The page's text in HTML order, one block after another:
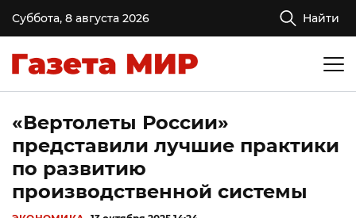
Суббота, 8 августа 2026 Найти
«Вертолеты России»
представили лучшие практики
по развитию
производственной системы